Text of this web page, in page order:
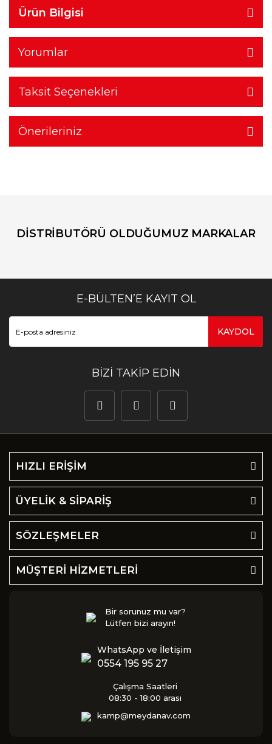
Ürün Bilgisi
Yorumlar
Taksit Seçenekleri
Önerileriniz
DİSTRİBUTÖRÜ OLDUĞUMUZ MARKALAR
E-BÜLTEN’E KAYIT OL
KAYDOL
BİZİ TAKİP EDİN
HIZLI ERİŞİM
ÜYELİK & SİPARİŞ
SÖZLEŞMELER
MÜŞTERİ HİZMETLERİ
Bir sorunuz mu var?
Lütfen bizi arayın!
WhatsApp ve İletişim
0554 195 95 27
Çalışma Saatleri
08:30 - 18:00 arası
kamp@meydanav.com